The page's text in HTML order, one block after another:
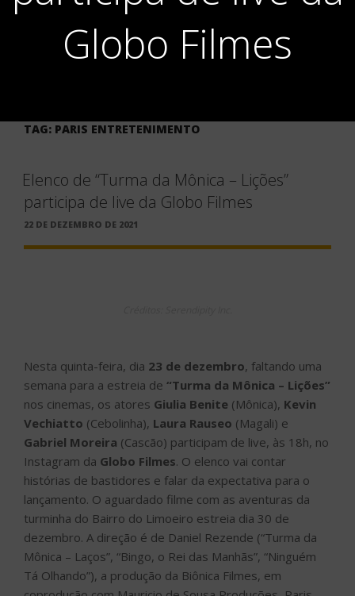
Globo Filmes
TAG: PARIS ENTRETENIMENTO
Elenco de “Turma da Mônica – Lições”
participa de live da Globo Filmes
PUBLICADO
22 DE DEZEMBRO DE 2021
Nesta quinta-feira, dia 23 de dezembro, faltando uma
semana para a estreia de “Turma da Mônica – Lições”
nos cinemas, os atores Giulia Benite (Mônica), Kevin
Vechiatto (Cebolinha), Laura Rauseo (Magali) e
Gabriel Moreira (Cascão) participam de live, às 18h, no
Instagram da Globo Filmes. O elenco vai contar
histórias de bastidores e falar da expectativa para o
lançamento. O aguardado filme com as aventuras da
turminha do Bairro do Limoeiro estreia dia 30 de
dezembro. A direção é de Daniel Rezende (“Turma da
Mônica – Laços”, “Bingo, o Rei das Manhãs”, “Ninguém
Tá Olhando”), a produção da Biônica Filmes, em